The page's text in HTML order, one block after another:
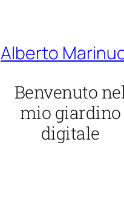
Alberto
Benvenuto
mio giardino
digitale